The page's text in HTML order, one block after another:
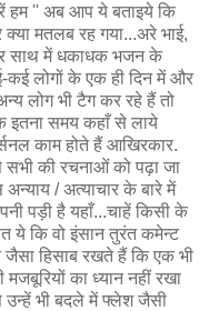
हम '' अब आप ये बताइये कि
मतलब रह गया...अरे भाई,
साथ में धकाधक भजन के
कई लोगों के एक ही दिन में और
लोग भी टैग कर रहे हैं तो
इतना समय कहाँ से लाये
काम होते हैं आखिरकार.
की रचनाओं को पढ़ा जा
/ अत्याचार के बारे में
पड़ी है यहाँ...चाहें किसी के
ये कि वो इंसान तुरंत कमेन्ट
हिसाब रखते हैं कि एक भी
का ध्यान नहीं रखा
भी बदले में फ्लेश जैसी